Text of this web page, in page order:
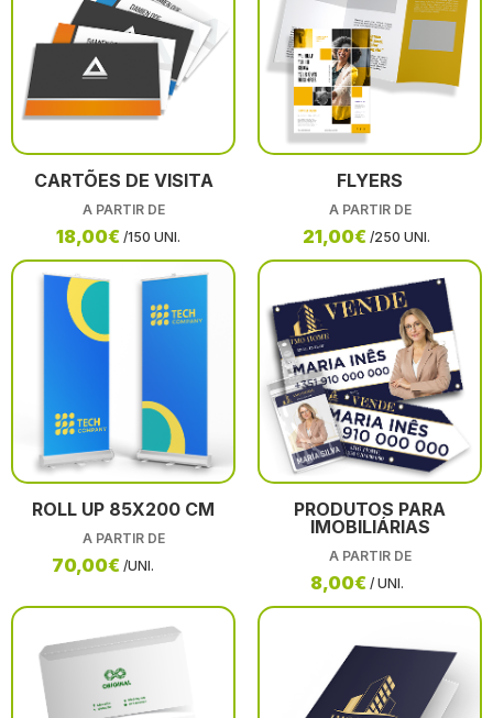
CARTÕES DE VISITA
A PARTIR DE
18,00€ /150 UNI.
FLYERS
A PARTIR DE
21,00€ /250 UNI.
ROLL UP 85X200 CM
A PARTIR DE
70,00€ /UNI.
PRODUTOS PARA
IMOBILIÁRIAS
A PARTIR DE
8,00€ / UNI.